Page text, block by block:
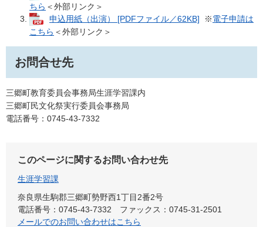
ちら ＜外部リンク＞
申込用紙（出演） [PDFファイル／62KB] ※電子申請は
こちら ＜外部リンク＞
お問合せ先
三郷町教育委員会事務局生涯学習課内
三郷町民文化祭実行委員会事務局
電話番号：0745-43-7332
このページに関するお問い合わせ先
生涯学習課
奈良県生駒郡三郷町勢野西1丁目2番2号
電話番号：0745-43-7332
ファックス：0745-31-2501
メールでのお問い合わせはこちら